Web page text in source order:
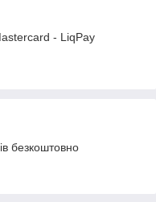
- LiqPay
безкоштовно